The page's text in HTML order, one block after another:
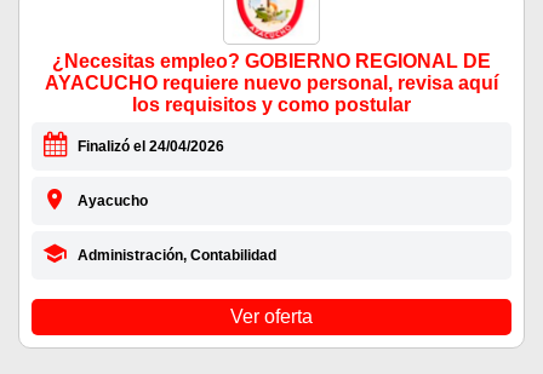
¿Necesitas empleo? GOBIERNO REGIONAL DE
AYACUCHO requiere nuevo personal, revisa aquí
los requisitos y como postular
Finalizó el 24/04/2026
Ayacucho
Administración, Contabilidad
Ver oferta